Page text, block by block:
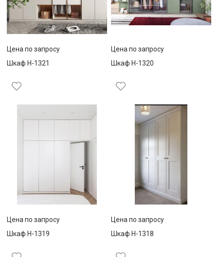
Цена по запросу
Шкаф Н-1321
Цена по запросу
Шкаф Н-1320
Цена по запросу
Шкаф Н-1319
Цена по запросу
Шкаф Н-1318